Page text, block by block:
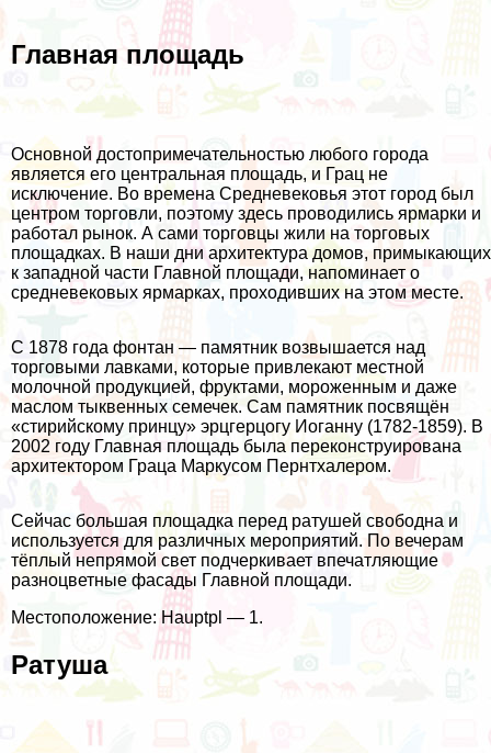
Главная площадь
Основной достопримечательностью любого города
является его центральная площадь, и Грац не
исключение. Во времена Средневековья этот город был
центром торговли, поэтому здесь проводились ярмарки и
работал рынок. А сами торговцы жили на торговых
площадках. В наши дни архитектура домов, примыкающих
к западной части Главной площади, напоминает о
средневековых ярмарках, проходивших на этом месте.
С 1878 года фонтан — памятник возвышается над
торговыми лавками, которые привлекают местной
молочной продукцией, фруктами, мороженным и даже
маслом тыквенных семечек. Сам памятник посвящён
«стирийскому принцу» эрцгерцогу Иоганну (1782-1859). В
2002 году Главная площадь была переконструирована
архитектором Граца Маркусом Пернтхалером.
Сейчас большая площадка перед ратушей свободна и
используется для различных мероприятий. По вечерам
тёплый непрямой свет подчеркивает впечатляющие
разноцветные фасады Главной площади.
Местоположение: Hauptpl — 1.
Ратуша